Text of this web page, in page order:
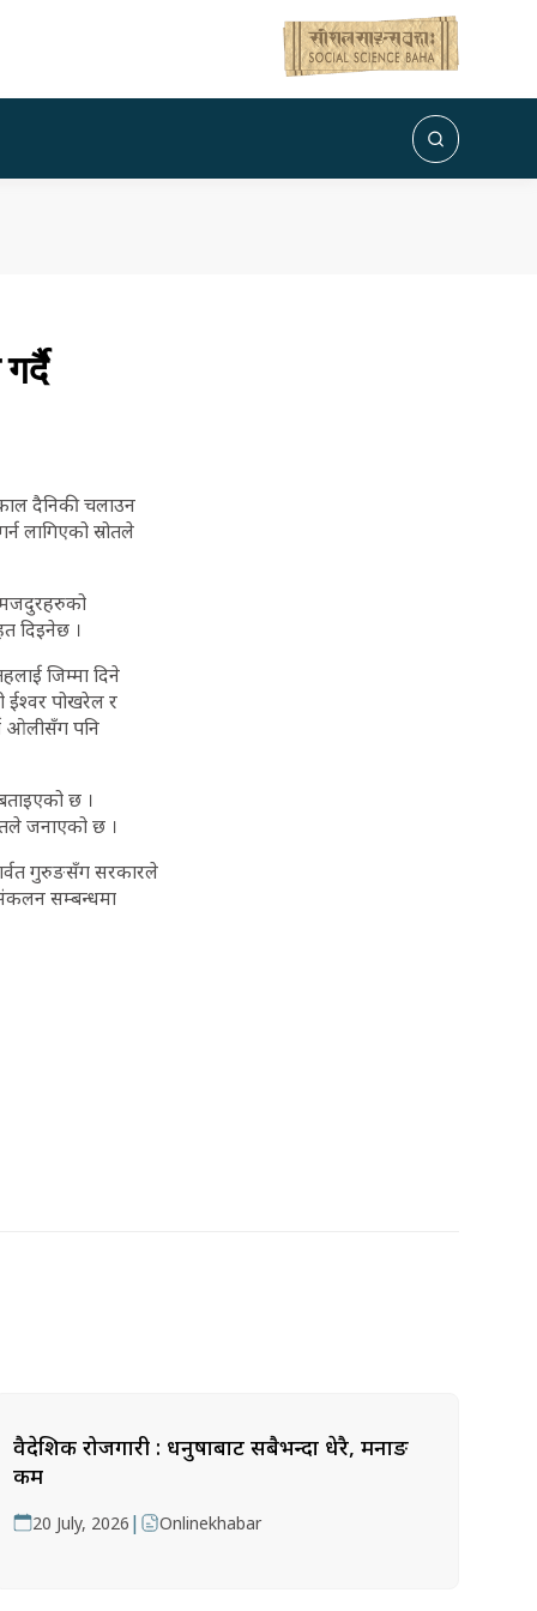
दैनिकी चलाउन
लागिएको स्रोतले
मजदुरहरुको
दिइनेछ ।
जिम्मा दिने
ईश्वर पोखरेल र
ओलीसँग पनि
छ ।
जनाएको छ ।
गुरुङसँग सरकारले
संकलन सम्बन्धमा
वैदेशिक रोजगारी : धनुषाबाट सबैभन्दा धेरै, मनाङ
कम
20 July, 2026 | Onlinekhabar